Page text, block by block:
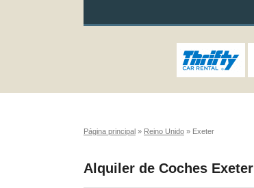
Página principal » Reino Unido » Exeter
Alquiler de Coches Exeter